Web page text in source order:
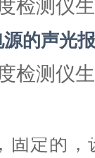
源的声光
固定的